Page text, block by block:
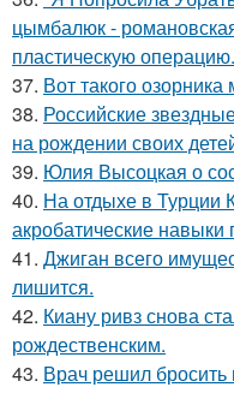
цымбалюк -
пластическую операцию.
37. Вот такого
38. Российские
на рождении своих
39. Юлия Высоцкая о
40. На отдыхе в Турции
акробатические
41. Джиган всего
лишится.
42. Киану ривз снова
рождественским.
43. Врач решил бросить